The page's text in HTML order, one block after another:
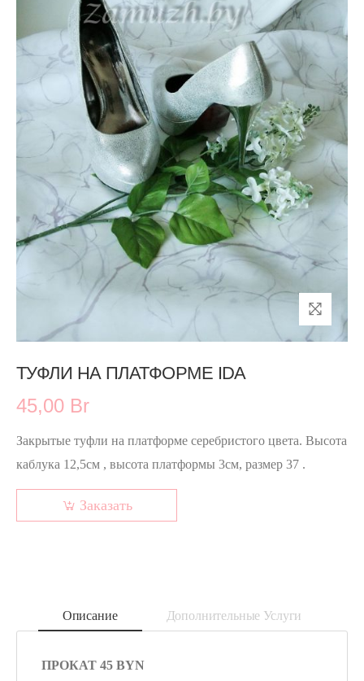
ТУФЛИ НА ПЛАТФОРМЕ IDA
45,00 Br
Закрытые туфли на платформе серебристого цвета. Высота
каблука 12,5см , высота платформы 3см, размер 37 .
Заказать
Описание Дополнительные Услуги
ПРОКАТ 45 BYN